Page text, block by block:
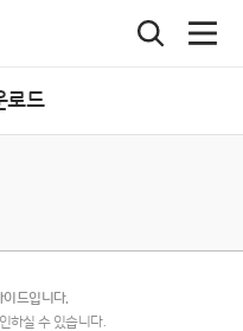
로드
드입니다.
하실 수 있습니다.